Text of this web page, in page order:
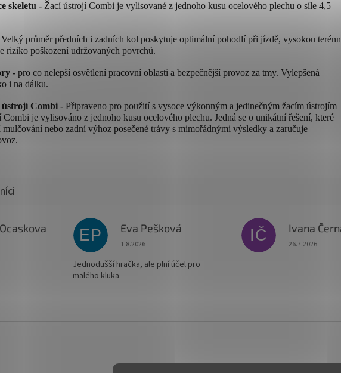
skeletu - Žací ústrojí Combi je vylisované z jednoho kusu ocelového plechu o síle 4,5
Velký průměr předních i zadních kol poskytuje optimální pohodlí při jízdě, vysokou
riziko poškození udržovaných povrchů.
- pro co nelepší osvětlení pracovní oblasti a bezpečnější provoz za tmy. Vylepšená
i na dálku.
Combi - Připraveno pro použití s vysoce výkonným a jedinečným žacím ústrojím
je vylisováno z jednoho kusu ocelového plechu. Jedná se o unikátní řešení, které
nebo zadní výhoz posečené trávy s mimořádnými výsledky a zaručuje
je 5 z 5 hvězdiček.EP Eva Pešková
Hodnocení obchodu je 5 z 5 hvězdiček.
1.8.2026
Jednodušší hračka, ale plní účel pro
malého kluka
IČ Ivana
Hodnocení
26.7.2026